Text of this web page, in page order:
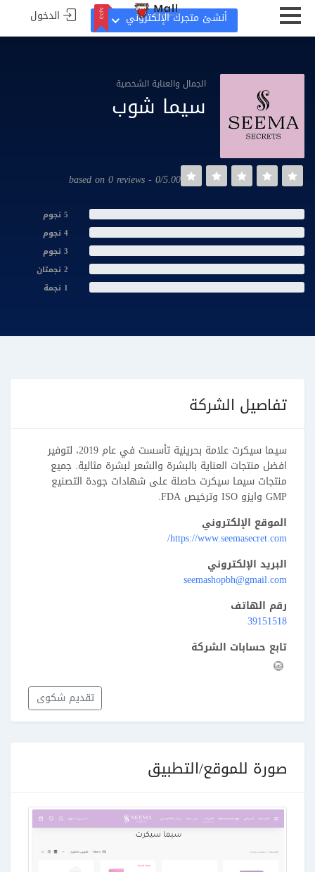
أنشئ متجرك الإلكتروني جديد الدخول
الجمال والعناية الشخصية
سيما شوب
0/5.00 - based on 0 reviews
5 نجوم
4 نجوم
3 نجوم
2 نجمتان
1 نجمة
تفاصيل الشركة
سيـما سيكرت علامة بحرينية تأسست في عام 2019، لتوفير
افضل منتجات العناية بالبشرة والشعر لبشرة مثالية. جميع
منتجات سيمـا سيكرت حاصلة على شهادات جودة التصنيع
GMP وايزو ISO وترخيص FDA.
الموقع الإلكتروني
https://www.seemasecret.com/
البريد الإلكتروني
seemashopbh@gmail.com
رقم الهاتف
39151518
تابع حسابات الشركة
تقديم شكوى
صورة للموقع/التطبيق